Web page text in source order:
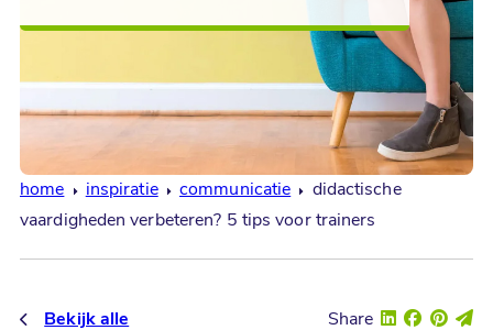
home inspiratie communicatie
didactische
vaardigheden verbeteren? 5 tips voor trainers
Bekijk alle
Share